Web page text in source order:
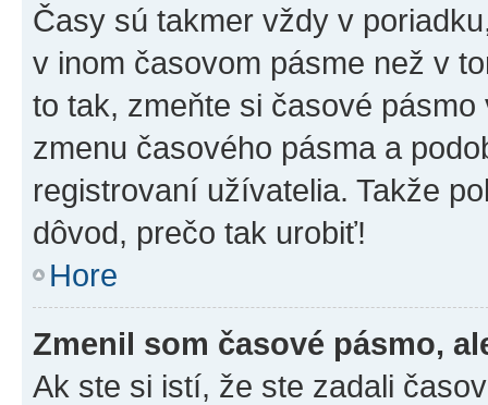
Časy sú takmer vždy v
v inom časovom pásme než v
to tak, zmeňte si časové
zmenu časového pásma a
registrovaní užívatelia. Takže
dôvod, prečo tak urobiť!
Hore
Zmenil som časové pásmo,
Ak ste si istí, že ste zadali